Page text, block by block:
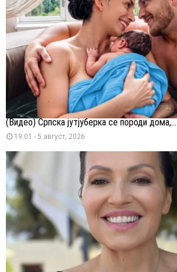
(Видео) Српска јутјуберка се породи дома,...
19:01 - 5 август, 2026